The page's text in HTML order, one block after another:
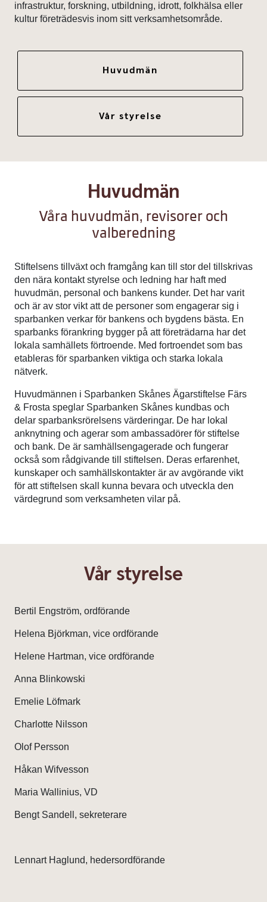
infrastruktur, forskning, utbildning, idrott, folkhälsa eller
kultur företrädesvis inom sitt verksamhetsområde.
Huvudmän
Vår styrelse
Huvudmän
Våra huvudmän, revisorer och
valberedning
Stiftelsens tillväxt och framgång kan till stor del tillskrivas
den nära kontakt styrelse och ledning har haft med
huvudmän, personal och bankens kunder. Det har varit
och är av stor vikt att de personer som engagerar sig i
sparbanken verkar för bankens och bygdens bästa. En
sparbanks förankring bygger på att företrädarna har det
lokala samhällets förtroende. Med fortroendet som bas
etableras för sparbanken viktiga och starka lokala
nätverk.
Huvudmännen i Sparbanken Skånes Ägarstiftelse Färs
& Frosta speglar Sparbanken Skånes kundbas och
delar sparbanksrörelsens värderingar. De har lokal
anknytning och agerar som ambassadörer för stiftelse
och bank. De är samhällsengagerade och fungerar
också som rådgivande till stiftelsen. Deras erfarenhet,
kunskaper och samhällskontakter är av avgörande vikt
för att stiftelsen skall kunna bevara och utveckla den
värdegrund som verksamheten vilar på.
Vår styrelse
Bertil Engström, ordförande
Helena Björkman, vice ordförande
Helene Hartman, vice ordförande
Anna Blinkowski
Emelie Löfmark
Charlotte Nilsson
Olof Persson
Håkan Wifvesson
Maria Wallinius, VD
Bengt Sandell, sekreterare
Lennart Haglund, hedersordförande